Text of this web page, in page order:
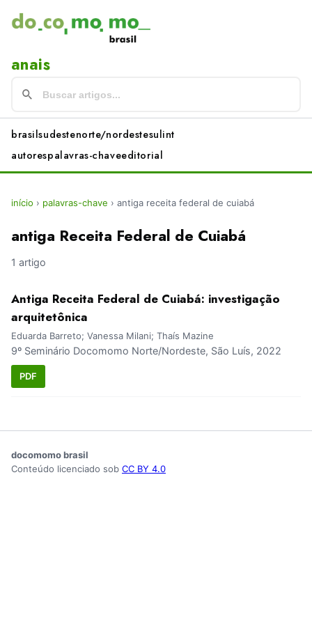
anais
brasilsudestenorte/nordestesulint
autorespalavras-chaveeditorial
início › palavras-chave › antiga receita federal de cuiabá
antiga Receita Federal de Cuiabá
1 artigo
Antiga Receita Federal de Cuiabá: investigação
arquitetônica
Eduarda Barreto; Vanessa Milani; Thaís Mazine
9º Seminário Docomomo Norte/Nordeste, São Luís, 2022
PDF
docomomo brasil
Conteúdo licenciado sob CC BY 4.0